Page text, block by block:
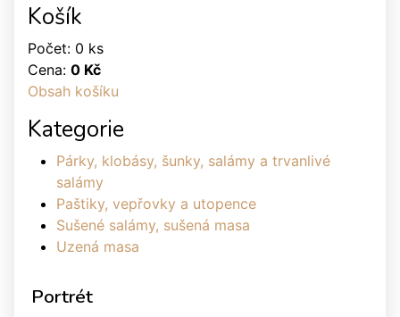
Košík
Počet: 0 ks
Cena: 0 Kč
Obsah košíku
Kategorie
Párky, klobásy, šunky, salámy a trvanlivé
salámy
Paštiky, vepřovky a utopence
Sušené salámy, sušená masa
Uzená masa
Portrét